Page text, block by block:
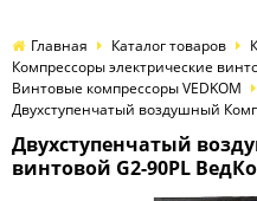
Главная Каталог товаров
Компрессоры электрические
Винтовые компрессоры VEDKOM
Двухступенчатый воздушный
Двухступенчатый
винтовой G2-90PL